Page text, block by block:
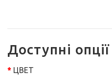
Доступні опції
ЦВЕТ